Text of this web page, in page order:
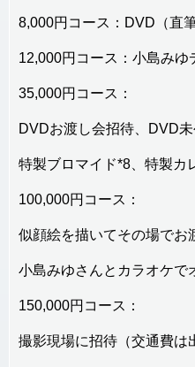
8,000円コース：DVD（直
12,000円コース：小島みゆ
35,000円コース：
DVDお渡し会招待、DVD未
特製ブロマイド*8、特製カ
100,000円コース：
似顔絵を描いてその場でお
小島みゆさんとカラオケで
150,000円コース：
撮影現場に招待（交通費は